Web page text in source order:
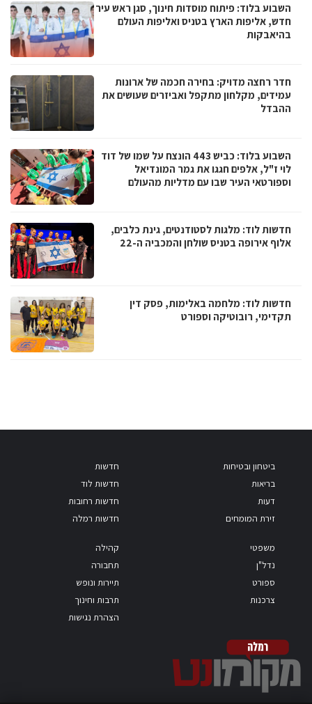
השבוע בלוד: פיתוח מוסדות חינוך, סגן ראש עיר
חדש, אליפות הארץ בטניס ואליפות העולם
בהיאבקות
חדר רחצה מדויק: בחירה חכמה של ארונות
עמידים, מקלחון מתקפל ואביזרים שעושים את
ההבדל
השבוע בלוד: כביש 443 הונצח על שמו של דוד
לוי ז"ל, אלפים חגגו את גמר המונדיאל
וספורטאי העיר שבו עם מדליות מהעולם
חדשות לוד: מלגות לסטודנטים, גינת כלבים,
אלוף אירופה בטניס שולחן והמכביה ה-22
חדשות לוד: מלחמה באלימות, פסק דין
תקדימי, רובוטיקה וספורט
ביטחון ובטיחות
בריאות
דעות
זירת המומחים
חדשות
חדשות לוד
חדשות רחובות
חדשות רמלה
משפטי
נדל"ן
ספורט
צרכנות
קהילה
תחבורה
תיירות ונופש
תרבות וחינוך
הצהרת נגישות